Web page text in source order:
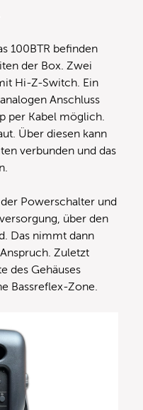
100BTR befinden
der Box. Zwei
Hi-Z-Switch. Ein
Anschluss
per Kabel möglich.
Über diesen kann
verbunden und das
Powerschalter und
über den
Das nimmt dann
Zuletzt
des Gehäuses
Bassreflex-Zone.